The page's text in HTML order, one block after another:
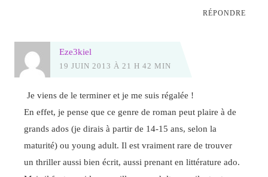
RÉPONDRE
Eze3kiel
19 JUIN 2013 À 21 H 42 MIN
Je viens de le terminer et je me suis régalée !
En effet, je pense que ce genre de roman peut plaire à de
grands ados (je dirais à partir de 14-15 ans, selon la
maturité) ou young adult. Il est vraiment rare de trouver
un thriller aussi bien écrit, aussi prenant en littérature ado.